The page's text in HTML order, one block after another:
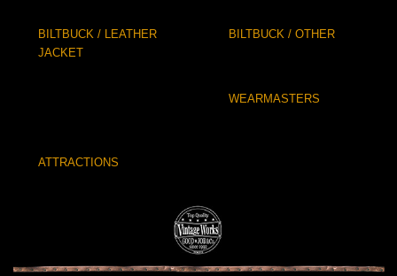
BILTBUCK / LEATHER
JACKET
BILTBUCK / OTHER
WEARMASTERS
ATTRACTIONS